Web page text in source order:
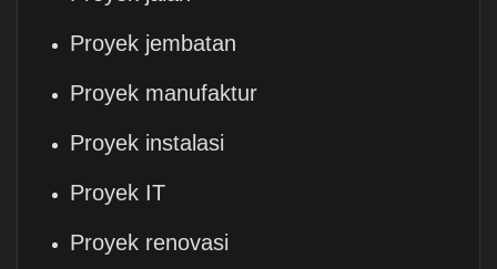
Proyek jembatan
Proyek manufaktur
Proyek instalasi
Proyek IT
Proyek renovasi